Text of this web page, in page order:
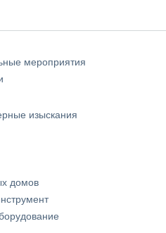
мероприятия
изыскания
домов